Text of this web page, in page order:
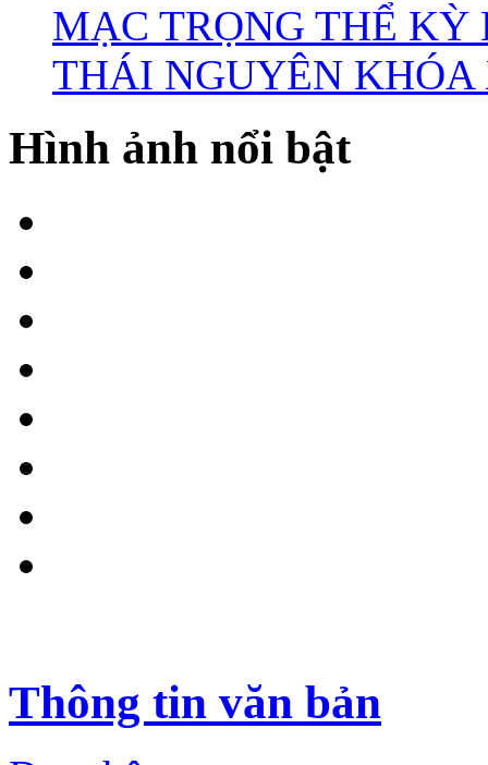
MẠC TRỌNG THỂ
THÁI NGUYÊN KHÓA
Hình ảnh nổi bật
Thông tin văn bản